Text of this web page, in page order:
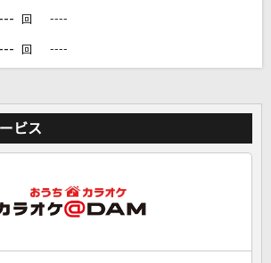
族や友達と一緒に！練習にも！
回 ----
回 ----
ビス